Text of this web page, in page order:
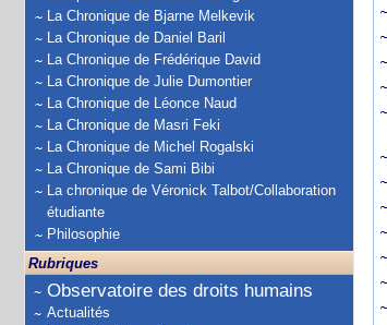
La Chronique de Bjarne Melkevik
La Chronique de Daniel Baril
La Chronique de Frédérique David
La Chronique de Julie Dumontier
La Chronique de Léonce Naud
La Chronique de Masri Feki
La Chronique de Michel Rogalski
La Chronique de Sami Bibi
La chronique de Véronick Talbot/Collaboration
étudiante
Philosophie
Rubriques
Observatoire des droits humains
Actualités